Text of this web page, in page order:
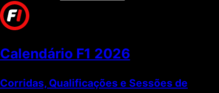
Calendário F1 2026
Corridas, Qualificações e Sessões de